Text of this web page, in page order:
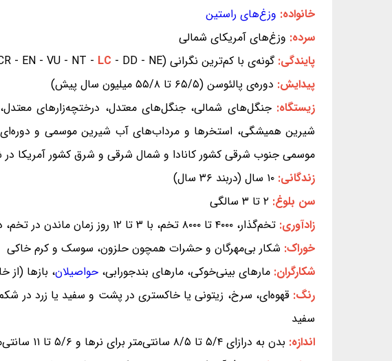
خانواده: وزغ‌های راستین
سرده: وزغ‌های آمریکای شمالی
پایندگی:گونه‌ی با کم‌ترین نگرانی (EX - EW - CR - EN - VU - NT - LC - DD - NE) (بر پایه‌ی سیاهه‌ی سرخ IUCN)
پیدایش: دوره‌ی پالئوسن (۶۵/۵ تا ۵۵/۸ میلیون سال پیش)
زیستگاه:جنگل‌های شمالی، جنگل‌های معتدل، درختچه‌زارهای
شیرین همیشگی، استخرها و مرداب‌های آب شیرین موسمی و دوره‌ای،
موسمی جنوب شرقی کشور کانادا و شمال شرقی و شرق کشور آمریکا در
زندگانی: ۱۰ سال (دربند ۳۶ سال)
سن بلوغ: ۲ تا ۳ سالگی
زادآوری: تخم‌گذار، ۴۰۰۰ تا ۸۰۰۰ تخم، با ۳ تا ۱۲ روز زمان ماندن در تخم، دگردیسی از لاروی به بزرگسالی ۴۰ تا ۷۰ روز
خوراک: شکار بی‌مهرگان و حشرات همچون حلزون، سوسک و کرم خاکی
شکارگران: مارهای بینی‌خوکی، مارهای بندجورابی، حواصیلان، بازها (از
رنگ:قهوه‌ای، سرخ، زیتونی یا خاکستری در پشت و سفید یا زرد در
سفید
اندازه: بدن به درازای ۵/۴ تا ۸/۵ سانتی‌متر برای نرها و ۵/۶ تا ۱۱ سانتی‌متر برای ماده‌ها